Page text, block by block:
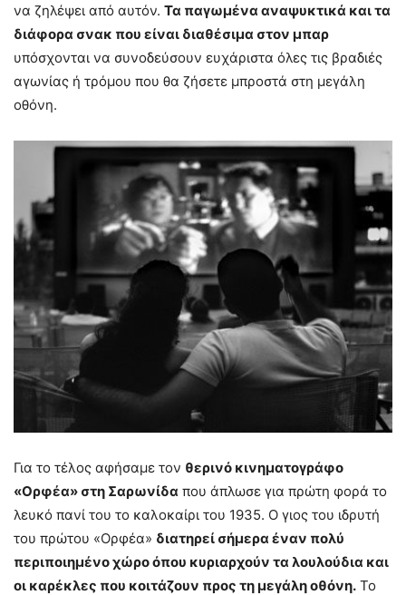
να ζηλέψει από αυτόν. Τα παγωμένα αναψυκτικά και τα
διάφορα σνακ που είναι διαθέσιμα στον μπαρ
υπόσχονται να συνοδεύσουν ευχάριστα όλες τις βραδιές
αγωνίας ή τρόμου που θα ζήσετε μπροστά στη μεγάλη
οθόνη.
Για το τέλος αφήσαμε τον θερινό κινηματογράφο
«Ορφέα» στη Σαρωνίδα που άπλωσε για πρώτη φορά το
λευκό πανί του το καλοκαίρι του 1935. Ο γιος του ιδρυτή
του πρώτου «Ορφέα» διατηρεί σήμερα έναν πολύ
περιποιημένο χώρο όπου κυριαρχούν τα λουλούδια και
οι καρέκλες που κοιτάζουν προς τη μεγάλη οθόνη. Το